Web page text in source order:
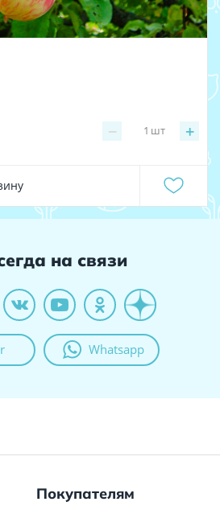
− +
1 шт
на связи
Whatsapp
Покупателям